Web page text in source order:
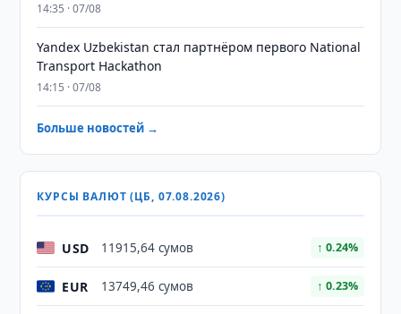
14:35 · 07/08
Yandex Uzbekistan стал партнёром первого National
Transport Hackathon
14:15 · 07/08
Больше новостей →
КУРСЫ ВАЛЮТ (ЦБ, 07.08.2026)
USD 11915,64 сумов ↑ 0.24%
EUR 13749,46 сумов ↑ 0.23%